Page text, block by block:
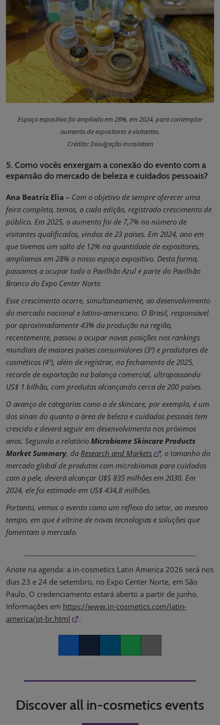
Espaço expositivo foi ampliado em 28%, em 2024, para contemplar
aumento de expositores e visitantes.
Crédito: Divulgação incoslatam
5. Como vocês enxergam a conexão do evento com a
expansão do mercado de beleza e cuidados pessoais?
Ana Beatriz Elia – Com o objetivo de sempre oferecer uma
feira completa, temos, a cada edição, registrado crescimento de
público. Em 2025, o aumento foi de 7,7% no número de
visitantes qualificados, vindos de 23 países. Em 2024, ano em
que tivemos um salto de 12% na quantidade de expositores,
ampliamos em 28% o nosso espaço expositivo. Desta forma,
passamos a ocupar todo o Pavilhão Azul e parte do Pavilhão
Branco do Expo Center Norte.
Esse crescimento ocorre, simultaneamente, ao desenvolvimento
do mercado nacional e latino-americano. O Brasil, responsável
por aproximadamente 43% da produção na região,
recentemente, passou a ocupar novas posições nos rankings
mundiais de maiores países consumidores (3º) e produtores de
cosméticos (4º), além de registrar, no fechamento de 2025,
recorde de exportação na balança comercial, ultrapassando
US$ 1 bilhão, com produtos alcançando cerca de 200 países.
O avanço de categorias como a de skincare, por exemplo, é um
dos sinais do quanto a área de beleza e cuidados pessoais tem
crescido e deverá seguir em desenvolvimento nos próximos
anos. Segundo o relatório Microbiome Skincare Products
Market Summary, da Research and Markets
, o tamanho do
mercado global de produtos com microbiomas para cuidados
com a pele, deverá alcançar U$S 835 milhões em 2030. Em
2024, ele foi estimado em US$ 434,8 milhões.
Portanto, vemos o evento como um reflexo do setor, ao mesmo
tempo, em que é vitrine de novas tecnologias e soluções que
fomentam o mercado.
Anote na agenda: a in-cosmetics Latin America 2026 será nos
dias 23 e 24 de setembro, no Expo Center Norte, em São
Paulo. O credenciamento estará aberto a partir de junho.
Informações em https://www.in-cosmetics.com/latin-
america/pt-br.html
.
Discover all in-cosmetics events